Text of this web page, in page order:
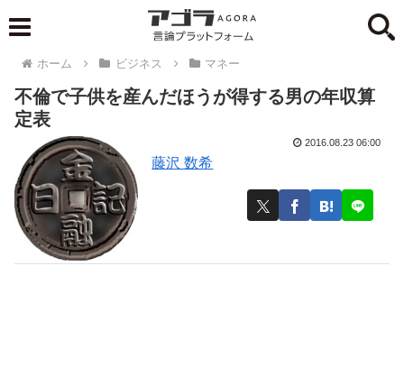
ホーム ビジネス マネー
不倫で子供を産んだほうが得する男の年収算
定表
藤沢 数希
2016.08.23 06:00